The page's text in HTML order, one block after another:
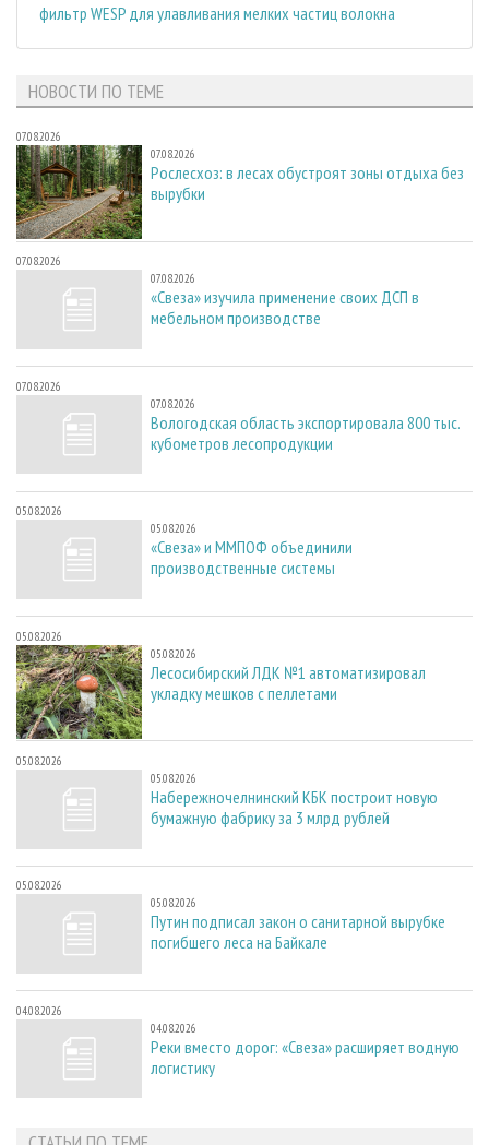
фильтр WESP для улавливания мелких частиц волокна
НОВОСТИ ПО ТЕМЕ
07.08.2026
07.08.2026
Рослесхоз: в лесах обустроят зоны отдыха без
вырубки
07.08.2026
07.08.2026
«Свеза» изучила применение своих ДСП в
мебельном производстве
07.08.2026
07.08.2026
Вологодская область экспортировала 800 тыс.
кубометров лесопродукции
05.08.2026
05.08.2026
«Свеза» и ММПОФ объединили
производственные системы
05.08.2026
05.08.2026
Лесосибирский ЛДК №1 автоматизировал
укладку мешков с пеллетами
05.08.2026
05.08.2026
Набережночелнинский КБК построит новую
бумажную фабрику за 3 млрд рублей
05.08.2026
05.08.2026
Путин подписал закон о санитарной вырубке
погибшего леса на Байкале
04.08.2026
04.08.2026
Реки вместо дорог: «Свеза» расширяет водную
логистику